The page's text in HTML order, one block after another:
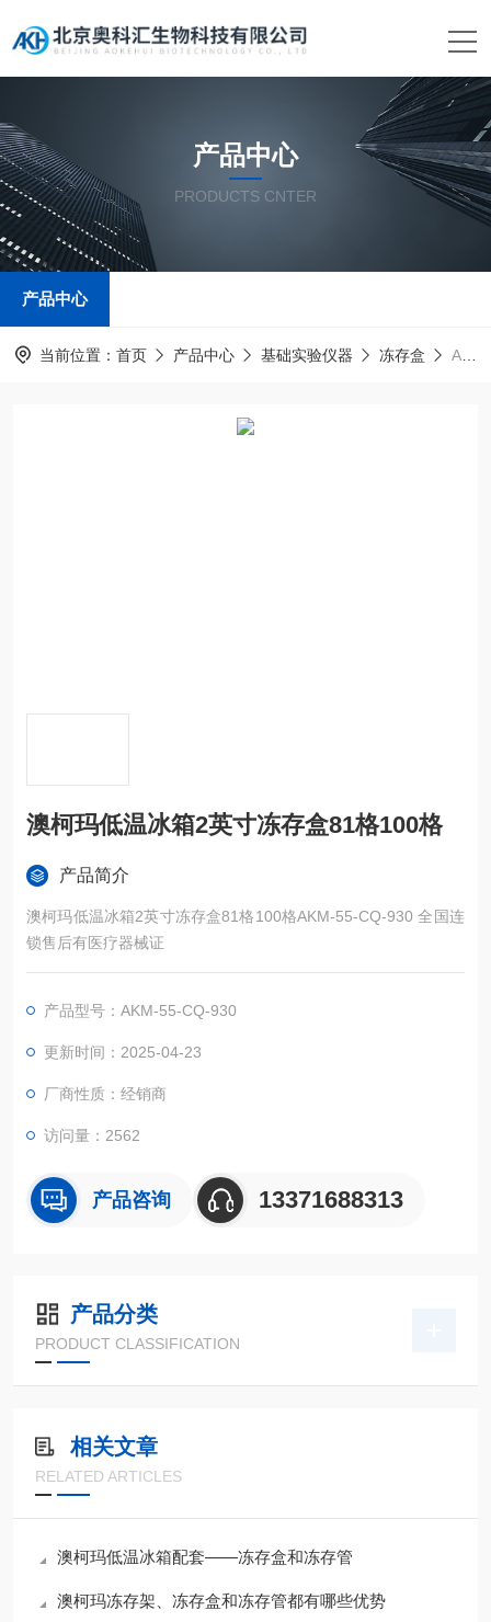
产品中心
PRODUCTS CNTER
产品中心
当前位置： 首页 产品中心 基础实验仪器 冻存盒 AKM-55-CQ-930澳柯玛低温冰箱2英寸冻存盒81格100格
澳柯玛低温冰箱2英寸冻存盒81格100格
产品简介
澳柯玛低温冰箱2英寸冻存盒81格100格AKM-55-CQ-930 全国连
锁售后有医疗器械证
产品型号：AKM-55-CQ-930
更新时间：2025-04-23
厂商性质：经销商
访问量：2562
产品咨询 13371688313
产品分类
PRODUCT CLASSIFICATION
相关文章
RELATED ARTICLES
澳柯玛低温冰箱配套——冻存盒和冻存管
澳柯玛冻存架、冻存盒和冻存管都有哪些优势